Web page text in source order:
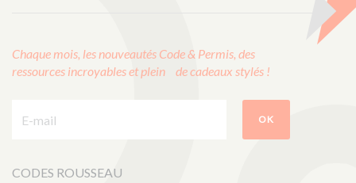
Chaque mois, les nouveautés Code & Permis, des
ressources incroyables et plein de cadeaux stylés !
OK
CODES ROUSSEAU